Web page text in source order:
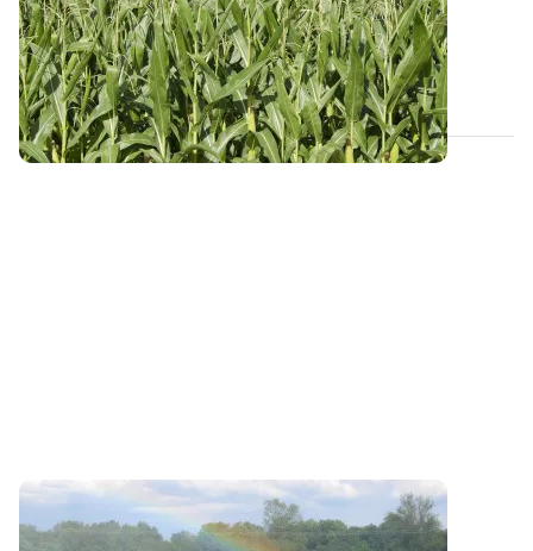
Les maïs les plus précoces ont déjà atteint le stade
sensible de la floraison. Face à la...
02 JUILL. 2026
SUD-OUEST